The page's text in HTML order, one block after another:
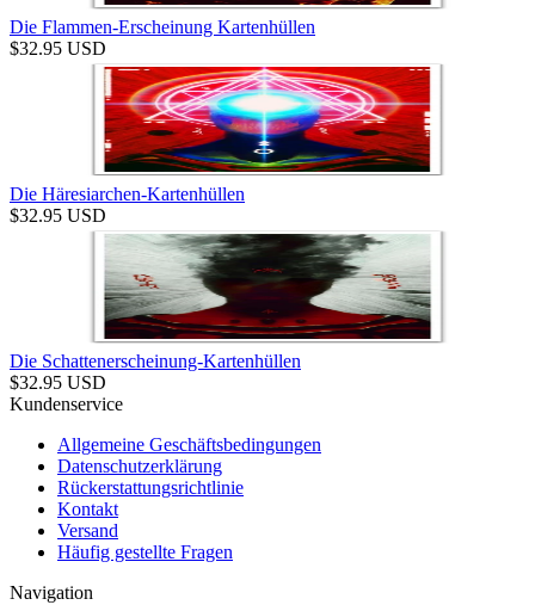
Die Flammen-Erscheinung Kartenhüllen
$32.95 USD
Die Häresiarchen-Kartenhüllen
$32.95 USD
Die Schattenerscheinung-Kartenhüllen
$32.95 USD
Kundenservice
Allgemeine Geschäftsbedingungen
Datenschutzerklärung
Rückerstattungsrichtlinie
Kontakt
Versand
Häufig gestellte Fragen
Navigation